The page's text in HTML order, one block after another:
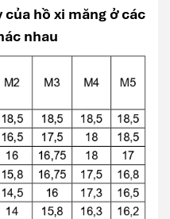
của hồ xi măng ở các
nhau